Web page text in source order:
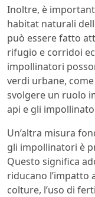
Inoltre, è
habitat naturali
può essere fatto
rifugio e corridoi
impollinatori
verdi urbane,
svolgere un ruolo
api e gli
Un’altra misura
gli impollinatori è
Questo significa
riducano l’impatto
colture, l’uso di